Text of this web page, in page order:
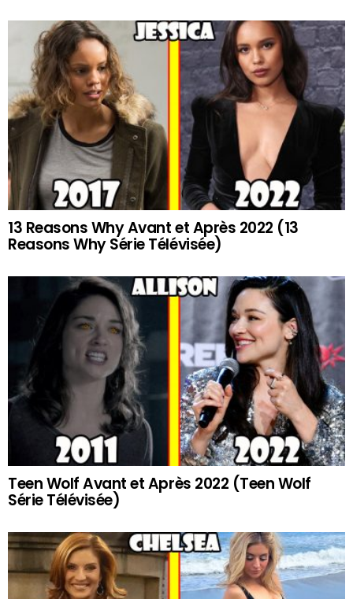
13 Reasons Why Avant et Après 2022 (13
Reasons Why Série Télévisée)
Teen Wolf Avant et Après 2022 (Teen Wolf
Série Télévisée)